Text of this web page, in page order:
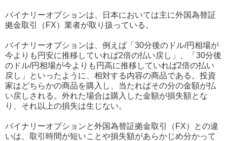
バイナリーオプションは、日本においては主に外国為替証
拠金取引（FX）業者が取り扱っている。
バイナリーオプションは、例えば「30分後のドル/円相場が
今よりも円安に推移していれば2倍の払い戻し」、「30分後
のドル/円相場が今よりも円高に推移していれば2倍の払い
戻し」といったように、相対する内容の商品である。投資
家はどちらかの商品を購入し、当たればその分の金額が払
い戻しされる。外れた場合は購入した金額が損失額とな
り、それ以上の損失は生じない。
バイナリーオプションと外国為替証拠金取引（FX）との違
いは、取引時間が短いことや損失額があらかじめ分かって